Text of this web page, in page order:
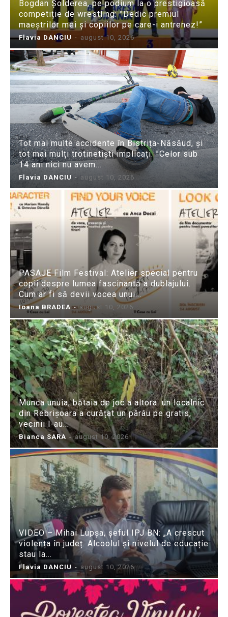
Bogdan Șolderea, pe podium la o prestigioasă
competiție de wrestling: ”Dedic premiul
maeștrilor mei și copiilor pe care-i antrenez!”
Flavia DANCIU - august 10, 2026
Tot mai multe accidente în Bistrița-Năsăud, și
tot mai mulți trotinetiști implicați. ”Celor sub
14 ani nici nu avem...
Flavia DANCIU - august 10, 2026
PASAJE Film Festival: Atelier special pentru
copii despre lumea fascinantă a dublajului.
Cum ar fi să devii vocea unui...
Ioana BRADEA - august 10, 2026
Munca unuia, bătaia de joc a altora: un localnic
din Rebrișoara a curățat un pârâu pe gratis,
vecinii l-au...
Bianca SARA - august 10, 2026
VIDEO – Mihai Lupșa, șeful IPJ BN: „A crescut
violența în județ. Alcoolul și nivelul de educație
stau la...
Flavia DANCIU - august 10, 2026